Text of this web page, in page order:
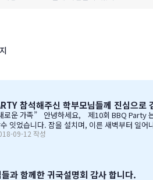
참석해주신 학부모님들께 진심으로
. 오전에 비가 와서 많이 걱정을 하엿지만, 다행이도 비가 않오지 않아서,
잇었습니다. 잠을 설치며, 이른 새벽부터 일어나,
미를 두고 있습니다. Q & A 에서 IGE 의 Motto 에 대해서, 언급드린봐와 같이, 행사 준비에 음식준비 그리고 상품 물건을 구입하면
09-12 작성
과 함께한 귀국설명회 감사 합니다.